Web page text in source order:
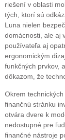
riešení v oblasti
tých, ktorí sú
Luna nielen
domácnosti, ale aj
používateľa aj
ergonomickým
funkčných prvkov,
dôkazom, že
Okrem
finančnú stránku
otvára dvere k
nedostupné pre
finančné nástroje